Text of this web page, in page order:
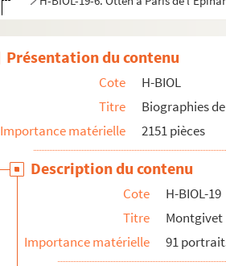
H-BIOL-21. Quartelette à Salembier
H-BIOL-22. Sacqueleu à Sylvius
H-BIOL-23. Taviel à Vanderhaegen
H-BIOL-24. Van de Weghe à Zimmerman
Présentation du contenu
Cote
H-BIOL
Titre
Biographies
Importance matérielle
2151 pièces
Description du contenu
Cote
H-BIOL-19
Titre
Montgivet
Importance matérielle
91